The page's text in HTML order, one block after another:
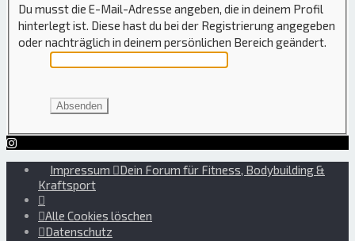
Du musst die E-Mail-Adresse angeben, die in deinem Profil
hinterlegt ist. Diese hast du bei der Registrierung angegeben
oder nachträglich in deinem persönlichen Bereich geändert.
Impressum
Dein Forum für Fitness, Bodybuilding &
Kraftsport
Alle Cookies löschen
Datenschutz